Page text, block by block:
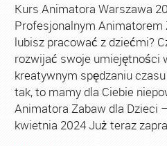
Kurs Animatora Warszawa
Profesjonalnym Animatorem
lubisz pracować z dziećmi?
rozwijać swoje umiejętności
kreatywnym spędzaniu
tak, to mamy dla Ciebie
Animatora Zabaw dla Dzieci
kwietnia 2024 Już teraz